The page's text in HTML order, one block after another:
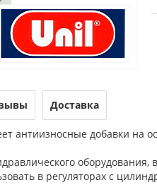
Доставка
антиизносные добавки на
оборудования,
в регуляторах с